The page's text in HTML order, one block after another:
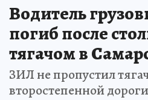
Водитель
погиб после
тягачом в
ЗИЛ не пропустил
второстепенной дороги